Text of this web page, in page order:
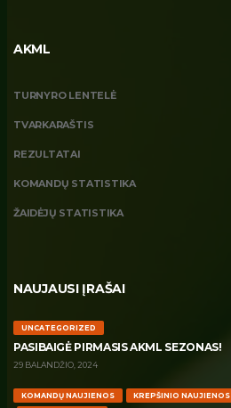
AKML
TURNYRO LENTELĖ
TVARKARAŠTIS
REZULTATAI
KOMANDŲ STATISTIKA
ŽAIDĖJŲ STATISTIKA
NAUJAUSI ĮRAŠAI
UNCATEGORIZED
PASIBAIGĖ PIRMASIS AKML SEZONAS!
29 BALANDŽIO, 2024
KOMANDŲ NAUJIENOS KREPŠINIO NAUJIENOS